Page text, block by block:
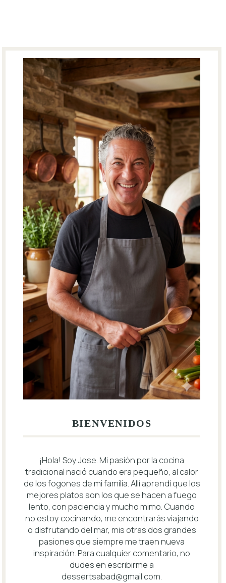
BIENVENIDOS
¡Hola! Soy Jose. Mi pasión por la cocina
tradicional nació cuando era pequeño, al calor
de los fogones de mi familia. Allí aprendí que los
mejores platos son los que se hacen a fuego
lento, con paciencia y mucho mimo. Cuando
no estoy cocinando, me encontrarás viajando
o disfrutando del mar, mis otras dos grandes
pasiones que siempre me traen nueva
inspiración. Para cualquier comentario, no
dudes en escribirme a
dessertsabad@gmail.com.